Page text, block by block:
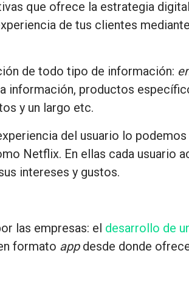
que ofrece la estrategia
de tus clientes
de todo tipo de información:
información, productos
y un largo etc.
del usuario lo podemos
Netflix. En ellas cada usuario
intereses y gustos.
las empresas: el desarrollo de
formato appdesde donde